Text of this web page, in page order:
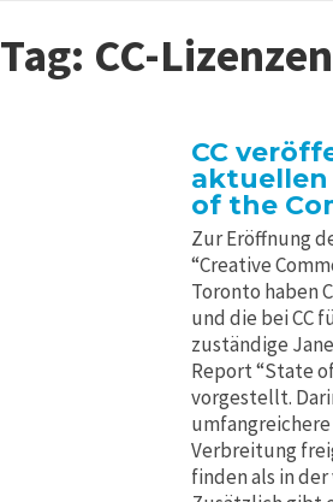
⬈ Lizenzen
Kontakt
⬈ Lizenzen
Kontakt
Tag: CC-Lizenzen
CC
aktuellen
of the
Zur Eröffnung
“Creative
Toronto haben
und die bei CC
zuständige
Report “State
vorgestellt.
Verbreitung
finden als in der